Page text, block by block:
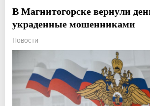
В Магнитогорске вернули
украденные мошенниками
Новости